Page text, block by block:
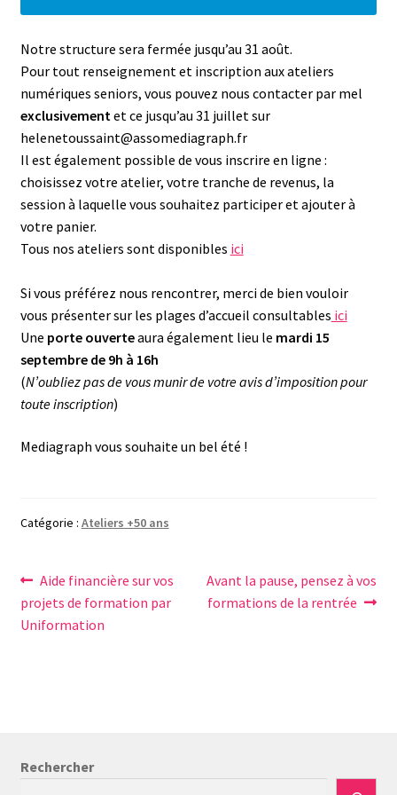
Notre structure sera fermée jusqu’au 31 août.
Pour tout renseignement et inscription aux ateliers
numériques seniors, vous pouvez nous contacter par mel
exclusivement et ce jusqu’au 31 juillet sur
helenetoussaint@assomediagraph.fr
Il est également possible de vous inscrire en ligne :
choisissez votre atelier, votre tranche de revenus, la
session à laquelle vous souhaitez participer et ajouter à
votre panier.
Tous nos ateliers sont disponibles ici
Si vous préférez nous rencontrer, merci de bien vouloir
vous présenter sur les plages d’accueil consultables ici
Une porte ouverteaura également lieu le mardi 15
septembre de 9h à 16h
(N’oubliez pas de vous munir de votre avis d’imposition pour
toute inscription)
Mediagraph vous souhaite un bel été !
Catégorie : Ateliers +50 ans
Navigation
de
Article
précédent :
Aide financière sur vos
projets de formation par
Uniformation
Article
suivant :
Avant la pause, pensez à vos
formations de la rentrée
Rechercher